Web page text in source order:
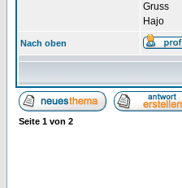
Gruss
Hajo
Nach oben
Seite 1 von 2